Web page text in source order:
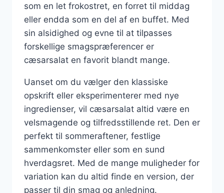
som en let frokostret, en forret til middag
eller endda som en del af en buffet. Med
sin alsidighed og evne til at tilpasses
forskellige smagspræferencer er
cæsarsalat en favorit blandt mange.
Uanset om du vælger den klassiske
opskrift eller eksperimenterer med nye
ingredienser, vil cæsarsalat altid være en
velsmagende og tilfredsstillende ret. Den er
perfekt til sommeraftener, festlige
sammenkomster eller som en sund
hverdagsret. Med de mange muligheder for
variation kan du altid finde en version, der
passer til din smag og anledning.